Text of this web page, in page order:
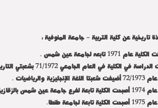
تاريخية عن كلية التربية - جامعة المنوفية :
عام 1971 تابعه لجامعة عين شمس .
في الكلية في العام الجامعي 71/1972 بشعبتي التاريخ الطبيعي – التاريخ
الإنجليزية والرياضيات .
لفرع جامعة عين شمس بالزقازيق.
تابعة لجامعة طنطا.